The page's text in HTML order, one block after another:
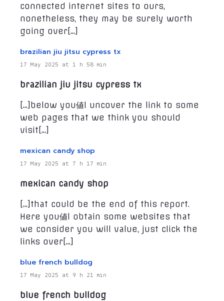
connected internet sites to ours,
nonetheless, they may be surely worth
going over[…]
brazilian jiu jitsu cypress tx
17 May 2025 at 1 h 58 min
brazilian jiu jitsu cypress tx
[…]below you値l uncover the link to some
web pages that we think you should
visit[…]
mexican candy shop
17 May 2025 at 7 h 17 min
mexican candy shop
[…]that could be the end of this report.
Here you値l obtain some websites that
we consider you will value, just click the
links over[…]
blue french bulldog
17 May 2025 at 9 h 21 min
blue french bulldog